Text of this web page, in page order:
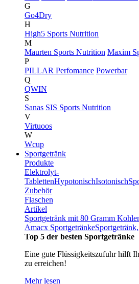
G
Go4Dry
H
High5 Sports Nutrition
M
Maurten Sports Nutrition Maxim
P
PILLAR Perfomance Powerbar
Q
QWIN
S
Sanas SIS Sports Nutrition
V
Virtuoos
W
Wcup
Sportgetränk
Produkte
Elektrolyt-
TablettenHypotonischIsotonisch
Zubehör
Flaschen
Artikel
Sportgetränk mit 80 Gramm
Amacx Sportgetränke
Top 5 der besten Sportgetränke
Eine gute Flüssigkeitszufuhr hilft
zu erreichen!
Mehr lesen